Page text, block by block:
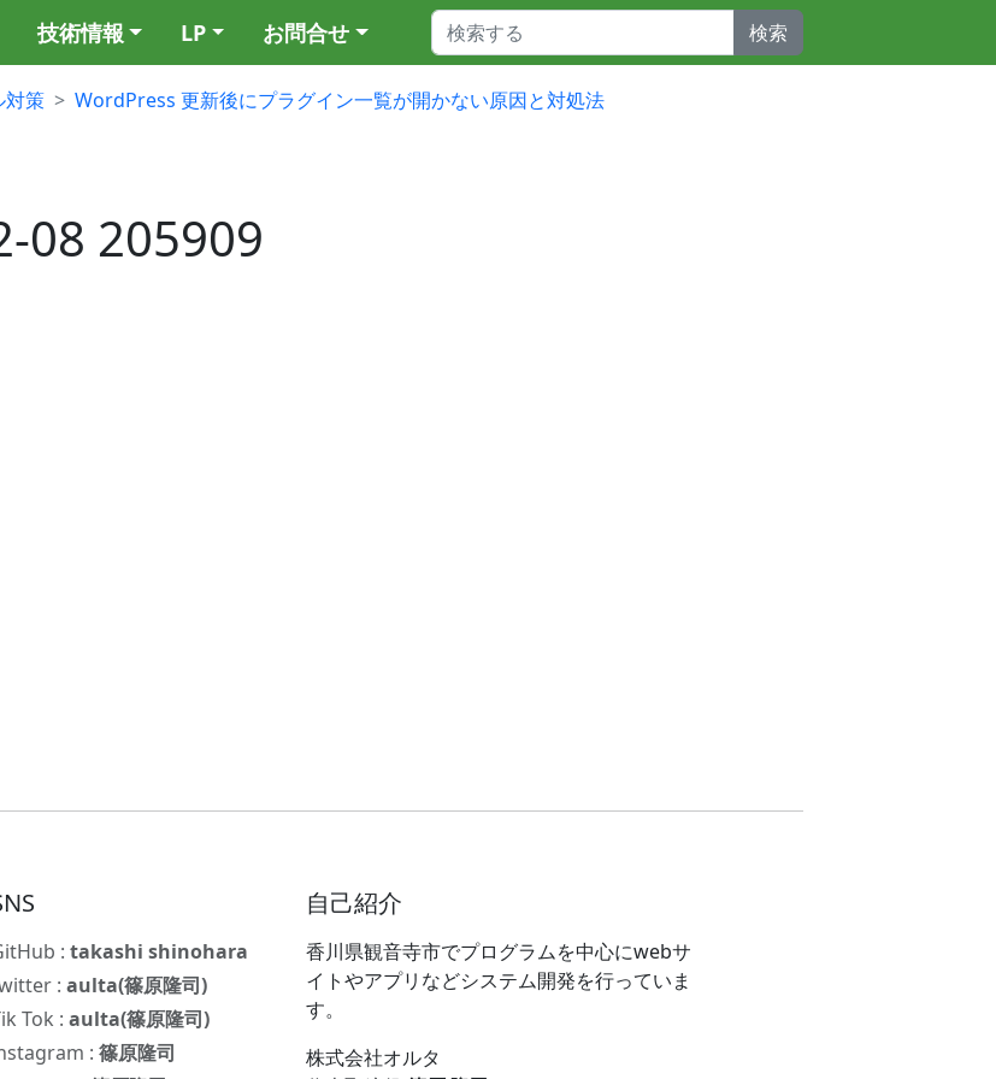
技術情報 LP お問合せ 検索
対策
WordPress 更新後にプラグイン一覧が開かない原因と対処法
08 205909
:takashi shinohara
:aulta(篠原隆司)
Tok :aulta(篠原隆司)
:篠原隆司
自己紹介
香川県観音寺市でプログラムを中心にwebサ
イトやアプリなどシステム開発を行っていま
す。
株式会社オルタ